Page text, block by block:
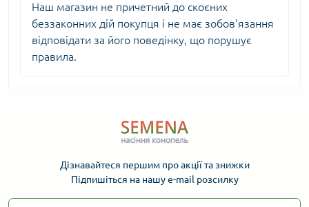
Наш магазин не причетний до скоєних
беззаконних дій покупця і не має зобов'язання
відповідати за його поведінку, що порушує
правила.
Дізнавайтеся першим про акції та знижки
Підпишіться на нашу e-mail розсилку